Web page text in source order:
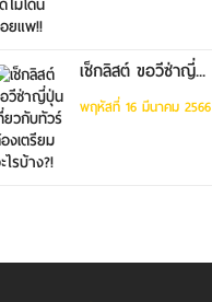
เช็กลิสต์ ขอวีซ่าญี่...
พฤหัสที่ 16 มีนาคม 2566